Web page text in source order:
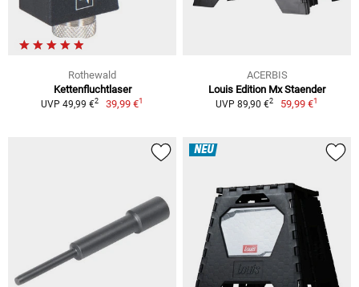
Rothewald
Kettenfluchtlaser
UVP 49,99 €2 39,99 €1
ACERBIS
Louis Edition Mx Staender
UVP 89,90 €2 59,99 €1
NEU